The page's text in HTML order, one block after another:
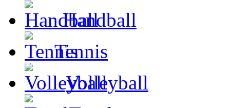
Handball
Tennis
Volleyball